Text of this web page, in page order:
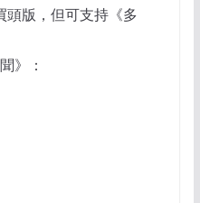
頭版，但可支持《多
》：